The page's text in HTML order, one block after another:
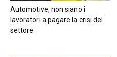
Automotive, non siano i
lavoratori a pagare la crisi del
settore